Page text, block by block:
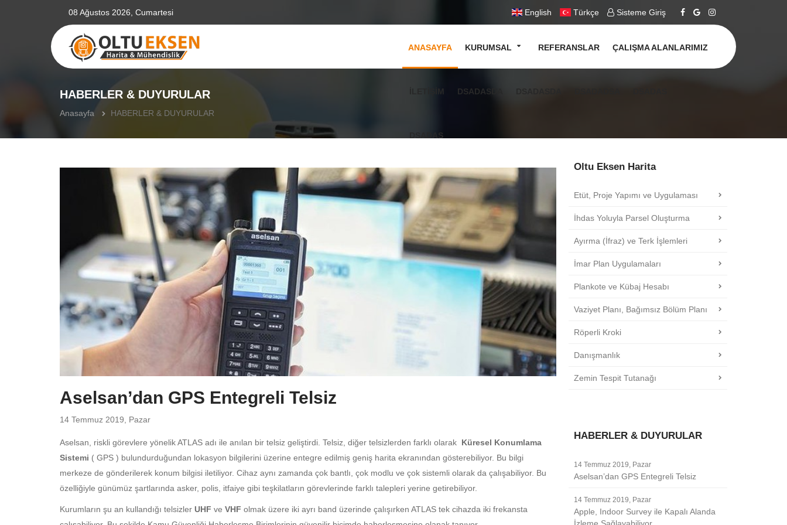
08 Ağustos 2026, Cumartesi English Türkçe Sisteme Giriş
ANASAYFA KURUMSAL REFERANSLAR ÇALIŞMA ALANLARIMIZ
İLETİŞİM DSADASDA
DSADAS
HABERLER & DUYURULAR
Anasayfa HABERLER & DUYURULAR
Aselsan’dan GPS Entegreli Telsiz
14 Temmuz 2019, Pazar
Aselsan, riskli görevlere yönelik ATLAS adı ile anılan bir telsiz geliştirdi. Telsiz, diğer telsizlerden farklı olarak Küresel Konumlama
Sistemi ( GPS ) bulundurduğundan lokasyon bilgilerini üzerine entegre edilmiş geniş harita ekranından gösterebiliyor. Bu bilgi
merkeze de gönderilerek konum bilgisi iletiliyor. Cihaz aynı zamanda çok bantlı, çok modlu ve çok sistemli olarak da çalışabiliyor. Bu
özelliğiyle günümüz şartlarında asker, polis, itfaiye gibi teşkilatların görevlerinde farklı talepleri yerine getirebiliyor.
Kurumların şu an kullandığı telsizler UHF ve VHF olmak üzere iki ayrı band üzerinde çalışırken ATLAS tek cihazda iki frekansta
Oltu Eksen Harita
Etüt, Proje Yapımı ve Uygulaması
İhdas Yoluyla Parsel Oluşturma
Ayırma (İfraz) ve Terk İşlemleri
İmar Plan Uygulamaları
Plankote ve Kübaj Hesabı
Vaziyet Planı, Bağımsız Bölüm Planı
Röperli Kroki
Danışmanlık
Zemin Tespit Tutanağı
HABERLER & DUYURULAR
14 Temmuz 2019, Pazar
Aselsan’dan GPS Entegreli Telsiz
14 Temmuz 2019, Pazar
Apple, Indoor Survey ile Kapalı Alanda